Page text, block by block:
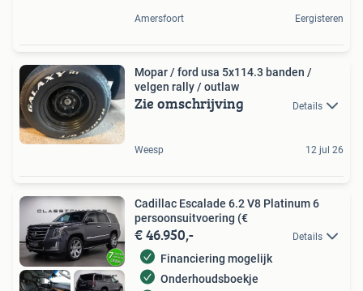
Amersfoort Eergisteren
Mopar / ford usa 5x114.3 banden /
velgen rally / outlaw
Zie omschrijving Details
Weesp 12 jul 26
Cadillac Escalade 6.2 V8 Platinum 6
persoonsuitvoering (€
€ 46.950,- Details
Financiering mogelijk
Onderhoudsboekje